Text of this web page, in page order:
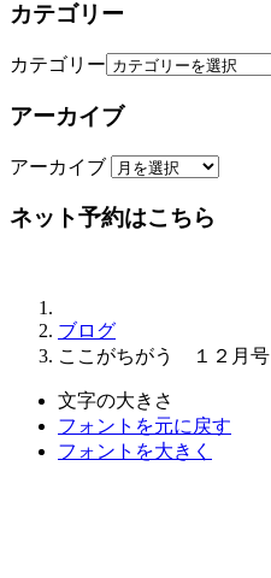
カテゴリー
カテゴリー
アーカイブ
アーカイブ
ネット予約はこちら
ブログ
ここがちがう １２月号
文字の大きさ
フォントを元に戻す
フォントを大きく